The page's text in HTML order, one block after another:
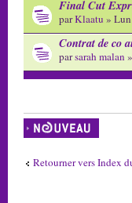
Final Cut
parKlaatu »
Contrat de co
parsarah malan
Écrire un nouveau
sujet
Retourner vers Index